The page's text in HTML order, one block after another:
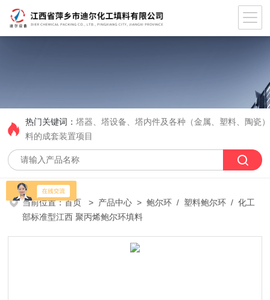
热门关键词：塔器、塔设备、塔内件及各种（金属、塑料、陶瓷
料的成套装置项目
当前位置：首页 > 产品中心 >鲍尔环 / 塑料鲍尔环 / 化工
部标准型江西 聚丙烯鲍尔环填料